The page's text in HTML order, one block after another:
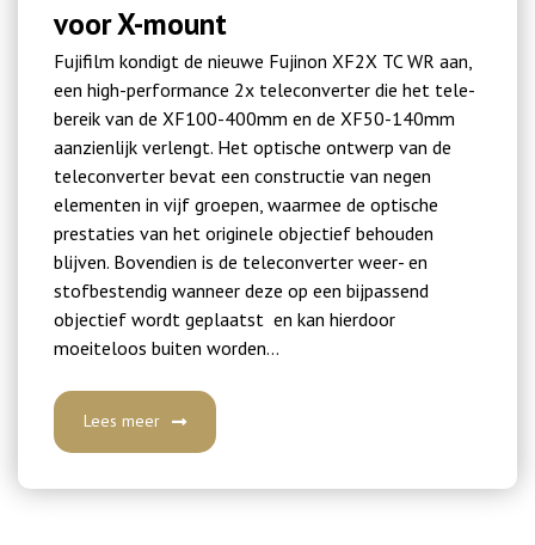
voor X-mount
Fujifilm kondigt de nieuwe Fujinon XF2X TC WR aan,
een high-performance 2x teleconverter die het tele-
bereik van de XF100-400mm en de XF50-140mm
aanzienlijk verlengt. Het optische ontwerp van de
teleconverter bevat een constructie van negen
elementen in vijf groepen, waarmee de optische
prestaties van het originele objectief behouden
blijven. Bovendien is de teleconverter weer- en
stofbestendig wanneer deze op een bijpassend
objectief wordt geplaatst en kan hierdoor
moeiteloos buiten worden…
Lees meer